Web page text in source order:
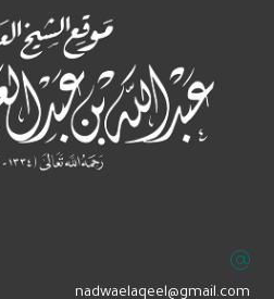
‏nadwaelaqeel@gmail.com